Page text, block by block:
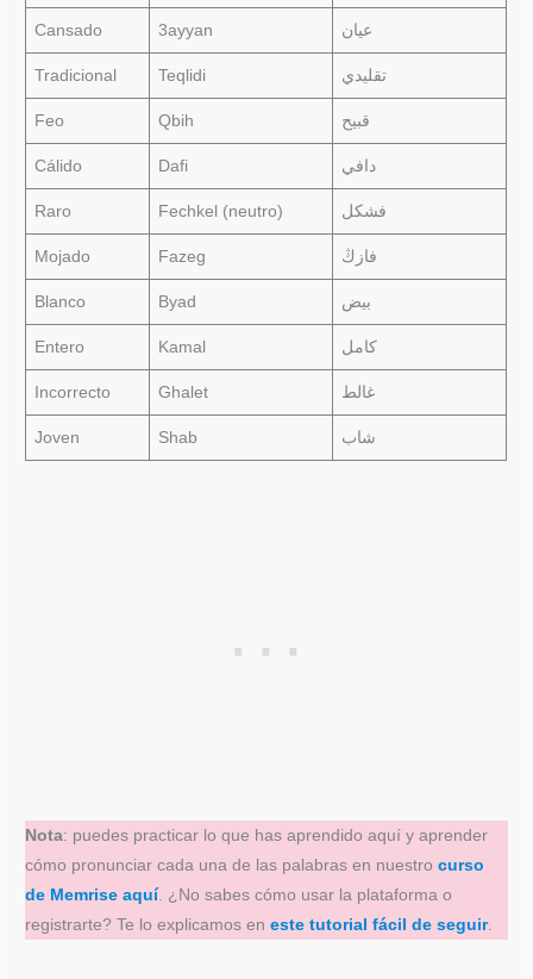
Cansado 3ayyan عيان
Tradicional Teqlidi تقليدي
Feo Qbih قبيح
Cálido Dafi دافي
Raro Fechkel (neutro) فشكل
Mojado Fazeg فازڭ
Blanco Byad بيض
Entero Kamal كامل
Incorrecto Ghalet غالط
Joven Shab شاب
Nota: puedes practicar lo que has aprendido aquí y aprender
cómo pronunciar cada una de las palabras en nuestrocurso
de Memrise aquí. ¿No sabes cómo usar la plataforma o
registrarte? Te lo explicamos eneste tutorial fácil de seguir.